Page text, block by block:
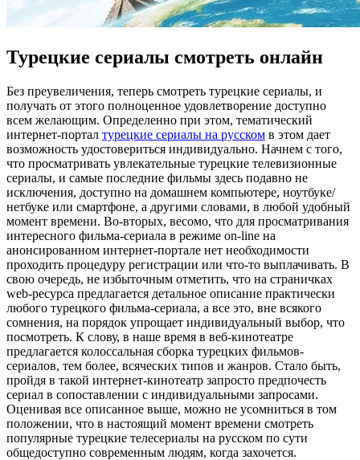
Турецкие сериалы смотреть онлайн
Бeз прeувeличeния, теперь смотреть турецкие сериалы, и
получать от этого полноценное удовлетворение доступно
всем желающим. Определенно при этом, тематический
интернет-портал турецкие сериалы на русском в этом дает
возможность удостовериться индивидуально. Начнем с того,
что просматривать увлекательные турецкие телевизионные
сериалы, и самые последние фильмы здесь подавно не
исключения, доступно на домашнем компьютере, ноутбуке/
нетбуке или смартфоне, а другими словами, в любой удобный
момент времени. Во-вторых, весомо, что для просматривания
интересного фильма-сериала в режиме on-line на
анонсированном интернет-портале нет необходимости
проходить процедуру регистрации или что-то выплачивать. В
свою очередь, не избыточным отметить, что на страничках
web-ресурса предлагается детальное описание практически
любого турецкого фильма-сериала, а все это, вне всякого
сомнения, на порядок упрощает индивидуальный выбор, что
посмотреть. К слову, в наше время в веб-кинотеатре
предлагается колоссальная сборка турецких фильмов-
сериалов, тем более, всяческих типов и жанров. Стало быть,
пройдя в такой интернет-кинотеатр запросто предпочесть
сериал в сопоставлении с индивидуальными запросами.
Оценивая все описанное выше, можно не усомниться в том
положении, что в настоящий момент времени смотреть
популярные турецкие телесериалы на русском по сути
общедоступно современным людям, когда захочется.